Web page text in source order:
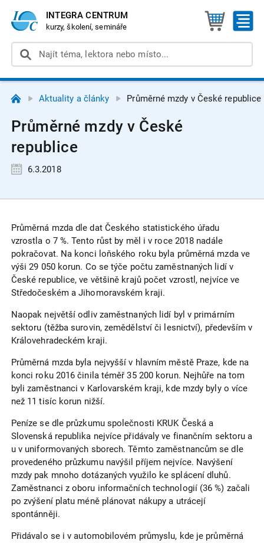
INTEGRA CENTRUM
kurzy, školení, semináře
Aktuality a články Průměrné mzdy v České republice
Průměrné mzdy v České
republice
6.3.2018
Průměrná mzda dle dat Českého statistického úřadu
vzrostla o 7 %. Tento růst by měl i v roce 2018 nadále
pokračovat. Na konci loňského roku byla průměrná mzda ve
výši 29 050 korun. Co se týče počtu zaměstnaných lidí v
České republice, ve většině krajů počet vzrostl, nejvíce ve
Středočeském a Jihomoravském kraji.
Naopak největší odliv zaměstnaných lidí byl v primárním
sektoru (těžba surovin, zemědělství či lesnictví), především v
Královehradeckém kraji.
Průměrná mzda byla nejvyšší v hlavním městě Praze, kde na
konci roku 2016 činila téměř 35 200 korun. Nejhůře na tom
byli zaměstnanci v Karlovarském kraji, kde mzdy byly o více
než 11 tisíc korun nižší.
Peníze se dle průzkumu společnosti KRUK Česká a
Slovenská republika nejvíce přidávaly ve finančním sektoru a
u v uniformovaných sborech. Těmto zaměstnancům se dle
provedeného průzkumu navýšil příjem nejvíce. Navýšení
mzdy pak mnoho dotázaných využilo ke splácení dluhů.
Zaměstnanci z oboru informačních technologií (36 %) začali
po zvýšení platu méně plánovat nákupy a utrácejí
spontánněji.
Přidávalo se i v automobilovém průmyslu, kde je průměrná